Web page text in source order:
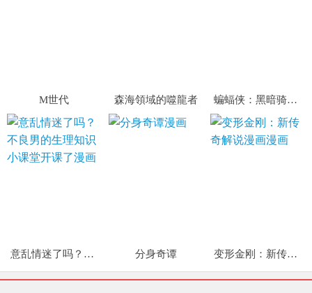
M世代 森海領域的噬龍者 蝙蝠侠：黑暗骑士传奇
意乱情迷了吗？不良男的生理知识小课堂开课了 分身奇谭 变形金刚：新传奇解说漫画